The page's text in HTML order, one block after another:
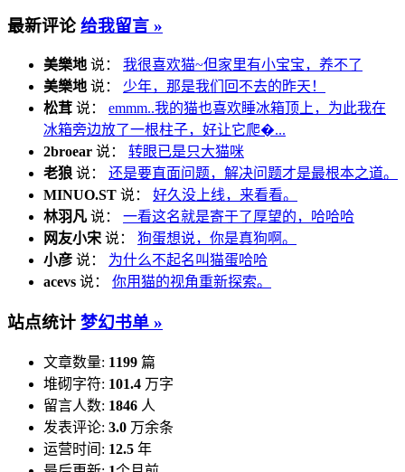
最新评论 给我留言 »
美樂地 说： 我很喜欢猫~但家里有小宝宝，养不了
美樂地 说： 少年，那是我们回不去的昨天！
松茸 说： emmm..我的猫也喜欢睡冰箱顶上，为此我在
冰箱旁边放了一根柱子，好让它爬�...
2broear 说： 转眼已是只大猫咪
老狼 说： 还是要直面问题，解决问题才是最根本之道。
MINUO.ST 说： 好久没上线，来看看。
林羽凡 说： 一看这名就是寄于了厚望的，哈哈哈
网友小宋 说： 狗蛋想说，你是真狗啊。
小彦 说： 为什么不起名叫猫蛋哈哈
acevs 说： 你用猫的视角重新探索。
站点统计 梦幻书单 »
文章数量: 1199 篇
堆砌字符: 101.4 万字
留言人数: 1846 人
发表评论: 3.0 万余条
运营时间: 12.5 年